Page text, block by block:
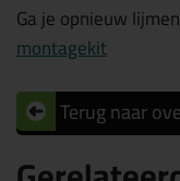
Ga je opnieuw
montagekit
Terug naar